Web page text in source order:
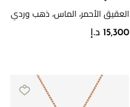
العقيق الأحمر، الماس، ذهب وردي
15,300 د.إ